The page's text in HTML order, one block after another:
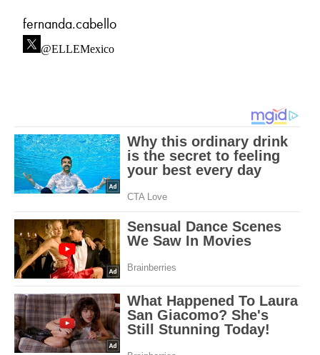
fernanda.cabello
@ELLEMexico